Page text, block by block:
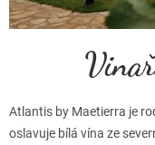
Atlantis by Maetierra je
oslavuje bílá vína ze